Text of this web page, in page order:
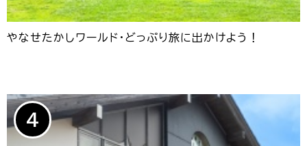
やなせたかしワールド・どっぷり旅に出かけよう！
4